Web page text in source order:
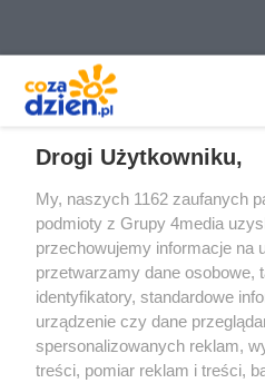
Redakcja Reklama
Drogi Użytkowniku,
My, naszych 1162 zaufanych
podmioty z Grupy 4media
przechowujemy informacje na
przetwarzamy dane osobowe,
identyfikatory, standardowe
urządzenie czy dane
spersonalizowanych reklam,
treści, pomiar reklam i treści,